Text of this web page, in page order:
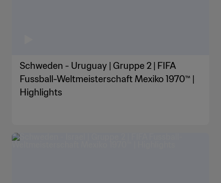
Schweden - Uruguay | Gruppe 2 | FIFA
Fussball-Weltmeisterschaft Mexiko 1970™ |
Highlights